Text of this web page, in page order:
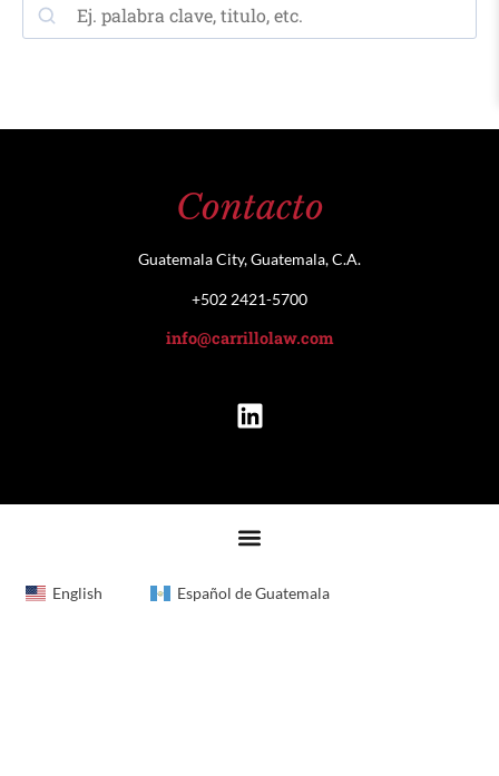
Contacto
Guatemala City, Guatemala, C.A.
+502 2421-5700
info@carrillolaw.com
English Español de Guatemala